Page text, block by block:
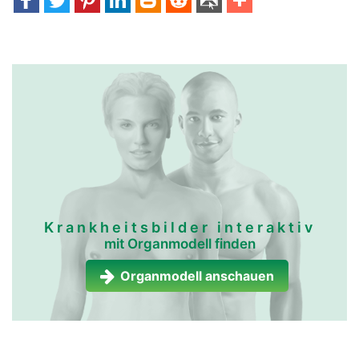
Krankheitsbilder interaktiv
mit Organmodell finden
Organmodell anschauen